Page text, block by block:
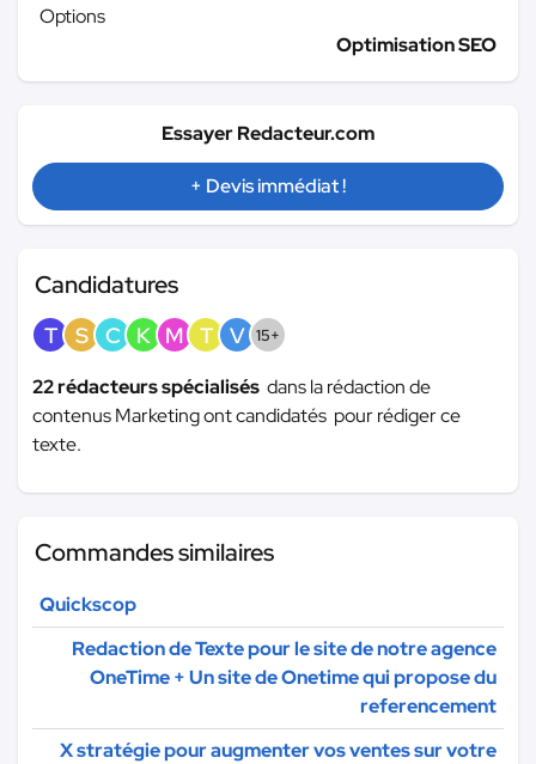
Options
Optimisation SEO
Essayer Redacteur.com
+ Devis immédiat !
Candidatures
T S C K M T V 15+
22 rédacteurs spécialisés dans la rédaction de
contenus Marketing ont candidatés pour rédiger ce
texte.
Commandes similaires
Quickscop
Redaction de Texte pour le site de notre agence
OneTime + Un site de Onetime qui propose du
referencement
X stratégie pour augmenter vos ventes sur votre